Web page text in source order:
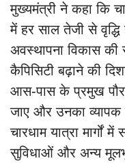
मुख्यमंत्री ने कहा कि
में हर साल तेजी से वृद्धि
अवस्थापना विकास की
कैपिसिटी बढ़ाने की
आस-पास के प्रमुख
जाए और उनका व्यापक
चारधाम यात्रा
सुविधाओं और अन्य